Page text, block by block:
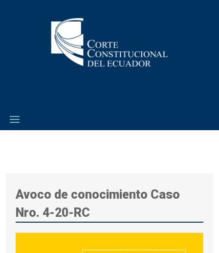
Avoco de conocimiento Caso
Nro. 4-20-RC